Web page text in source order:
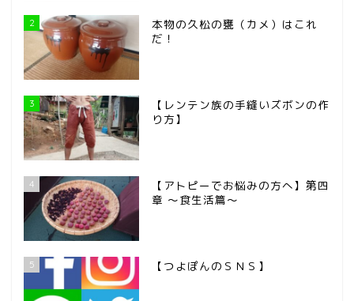
2
本物の久松の甕（カメ）はこれ
だ！
3
【レンテン族の手縫いズボンの作
り方】
4
【アトピーでお悩みの方へ】第四
章 ～食生活篇～
5 【つよぽんのＳＮＳ】